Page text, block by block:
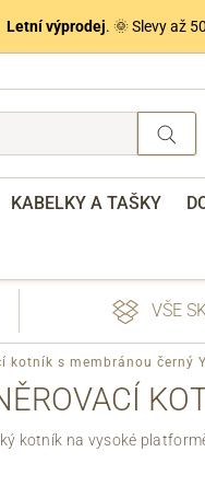
Letní výprodej. 🌞 Slevy až
KABELKY A TAŠKY
VŠE
kotník s membránou černý
kotník na vysoké